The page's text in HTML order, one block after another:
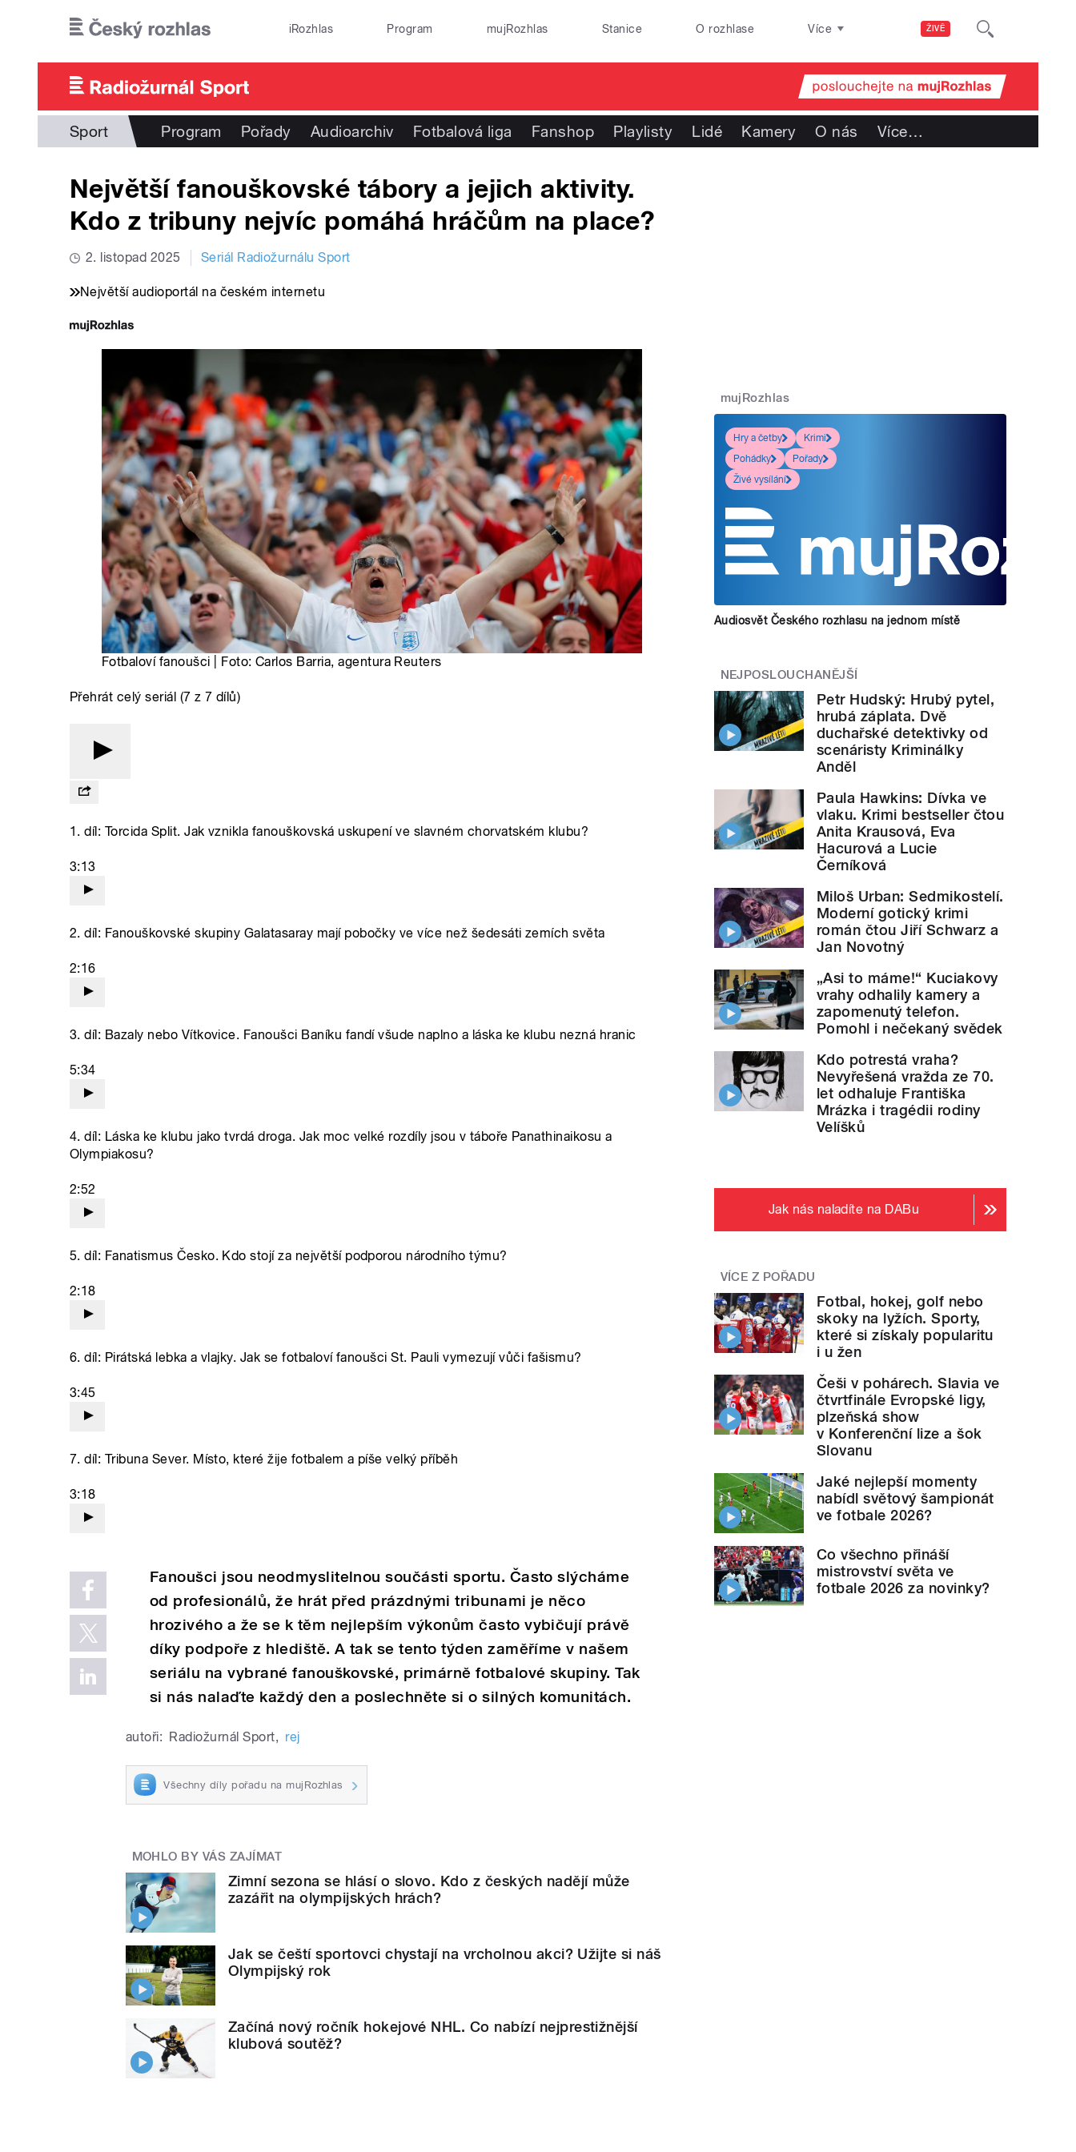
ŽIVĚ
iRozhlas Program mujRozhlas Stanice O rozhlase Více
Sport Program Pořady Audioarchiv Fotbalová liga Fanshop Playlisty Lidé Kamery O nás Více…
Největší fanouškovské tábory a jejich aktivity.
Kdo z tribuny nejvíc pomáhá hráčům na place?
2. listopad 2025 Seriál Radiožurnálu Sport
Největší audioportál na českém internetu
Fotbaloví fanoušci | Foto: Carlos Barria, agentura Reuters
Přehrát celý seriál (7 z 7 dílů)
1. díl: Torcida Split. Jak vznikla fanouškovská uskupení ve slavném chorvatském klubu?
3:13
2. díl: Fanouškovské skupiny Galatasaray mají pobočky ve více než šedesáti zemích světa
2:16
3. díl: Bazaly nebo Vítkovice. Fanoušci Baníku fandí všude naplno a láska ke klubu nezná hranic
5:34
4. díl: Láska ke klubu jako tvrdá droga. Jak moc velké rozdíly jsou v táboře Panathinaikosu a
Olympiakosu?
2:52
5. díl: Fanatismus Česko. Kdo stojí za největší podporou národního týmu?
2:18
6. díl: Pirátská lebka a vlajky. Jak se fotbaloví fanoušci St. Pauli vymezují vůči fašismu?
3:45
7. díl: Tribuna Sever. Místo, které žije fotbalem a píše velký příběh
3:18
Fanoušci jsou neodmyslitelnou součásti sportu. Často slýcháme
od profesionálů, že hrát před prázdnými tribunami je něco
hrozivého a že se k těm nejlepším výkonům často vybičují právě
díky podpoře z hlediště. A tak se tento týden zaměříme v našem
seriálu na vybrané fanouškovské, primárně fotbalové skupiny. Tak
si nás nalaďte každý den a poslechněte si o silných komunitách.
autoři: Radiožurnál Sport, rej
Všechny díly pořadu na mujRozhlas
MOHLO BY VÁS ZAJÍMAT
Zimní sezona se hlásí o slovo. Kdo z českých nadějí může
zazářit na olympijských hrách?
Jak se čeští sportovci chystají na vrcholnou akci? Užijte si náš
Olympijský rok
Začíná nový ročník hokejové NHL. Co nabízí nejprestižnější
klubová soutěž?
mujRozhlas
Hry a četby
Krimi
Pohádky
Pořady
Živé vysílání
Audiosvět Českého rozhlasu na jednom místě
NEJPOSLOUCHANĚJŠÍ
Petr Hudský: Hrubý pytel,
hrubá záplata. Dvě
duchařské detektivky od
scenáristy Kriminálky
Anděl
Paula Hawkins: Dívka ve
vlaku. Krimi bestseller čtou
Anita Krausová, Eva
Hacurová a Lucie
Černíková
Miloš Urban: Sedmikostelí.
Moderní gotický krimi
román čtou Jiří Schwarz a
Jan Novotný
„Asi to máme!“ Kuciakovy
vrahy odhalily kamery a
zapomenutý telefon.
Pomohl i nečekaný svědek
Kdo potrestá vraha?
Nevyřešená vražda ze 70.
let odhaluje Františka
Mrázka i tragédii rodiny
Velíšků
Jak nás naladíte na DABu
VÍCE Z POŘADU
Fotbal, hokej, golf nebo
skoky na lyžích. Sporty,
které si získaly popularitu
i u žen
Češi v pohárech. Slavia ve
čtvrtfinále Evropské ligy,
plzeňská show
v Konferenční lize a šok
Slovanu
Jaké nejlepší momenty
nabídl světový šampionát
ve fotbale 2026?
Co všechno přináší
mistrovství světa ve
fotbale 2026 za novinky?